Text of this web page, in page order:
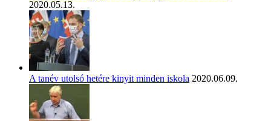
2020.05.13.
A tanév utolsó hetére kinyit minden iskola 2020.06.09.